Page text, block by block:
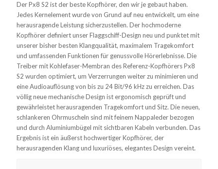
Der Px8 S2 ist der beste Kopfhörer, den wir je gebaut haben.
Jedes Kernelement wurde von Grund auf neu entwickelt, um eine
herausragende Leistung sicherzustellen. Der hochmoderne
Kopfhörer definiert unser Flaggschiff-Design neu und punktet mit
unserer bisher besten Klangqualität, maximalem Tragekomfort
und umfassenden Funktionen für genussvolle Hörerlebnisse. Die
Treiber mit Kohlefaser-Membran des Referenz-Kopfhörers Px8
S2 wurden optimiert, um Verzerrungen weiter zu minimieren und
eine Audioauflösung von bis zu 24 Bit/96 kHz zu erreichen. Das
völlig neue mechanische Design ist ergonomisch geprüft und
gewährleistet herausragenden Tragekomfort und Sitz. Die neuen,
schlankeren Ohrmuscheln sind mit feinem Nappaleder bezogen
und durch Aluminiumbügel mit sichtbaren Kabeln verbunden. Das
Ergebnis ist ein äußerst hochwertiger Kopfhörer, der
herausragenden Klang und luxuriöses, elegantes Design vereint.